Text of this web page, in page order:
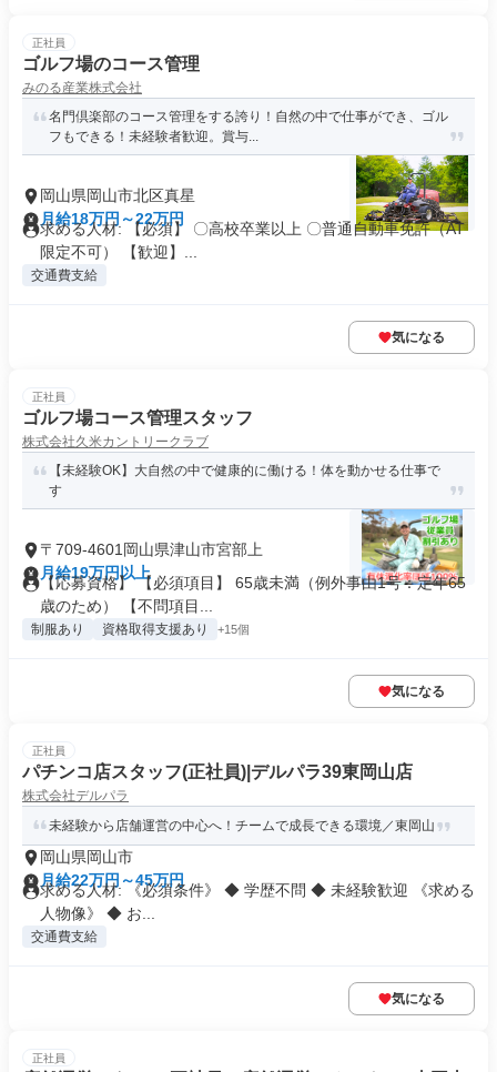
正社員
ゴルフ場のコース管理
みのる産業株式会社
名門倶楽部のコース管理をする誇り！自然の中で仕事ができ、ゴル
フもできる！未経験者歓迎。賞与...
岡山県岡山市北区真星
月給18万円～22万円
求める人材: 【必須】 〇高校卒業以上 〇普通自動車免許（AT
限定不可） 【歓迎】...
交通費支給
気になる
正社員
ゴルフ場コース管理スタッフ
株式会社久米カントリークラブ
【未経験OK】大自然の中で健康的に働ける！体を動かせる仕事で
す
〒709-4601岡山県津山市宮部上
月給19万円以上
【応募資格】 【必須項目】 65歳未満（例外事由1号：定年65
歳のため） 【不問項目...
制服あり 資格取得支援あり +15個
気になる
正社員
パチンコ店スタッフ(正社員)|デルパラ39東岡山店
株式会社デルパラ
未経験から店舗運営の中心へ！チームで成長できる環境／東岡山
岡山県岡山市
月給22万円～45万円
求める人材: 《必須条件》 ◆ 学歴不問 ◆ 未経験歓迎 《求める
人物像》 ◆ お...
交通費支給
気になる
正社員